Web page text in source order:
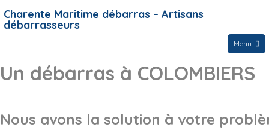
Charente Maritime débarras – Artisans
débarrasseurs
Menu
Un débarras à COLOMBIERS
Nous avons la solution à votre